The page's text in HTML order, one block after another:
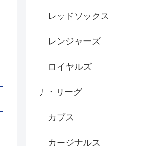
レッドソックス
レンジャーズ
ロイヤルズ
ナ・リーグ
カブス
カージナルス